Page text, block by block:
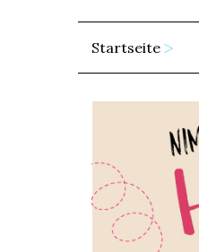
Startseite